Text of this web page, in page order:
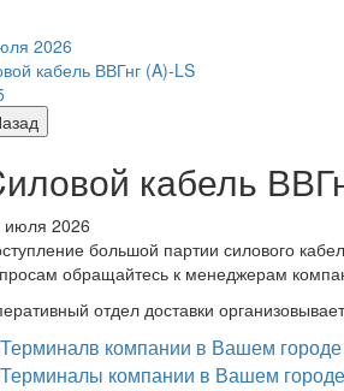
2026
кабель ВВГнг (A)-LS
кабель
июля 2026
большой партии силового
обращайтесь к менеджерам
отдел доставки